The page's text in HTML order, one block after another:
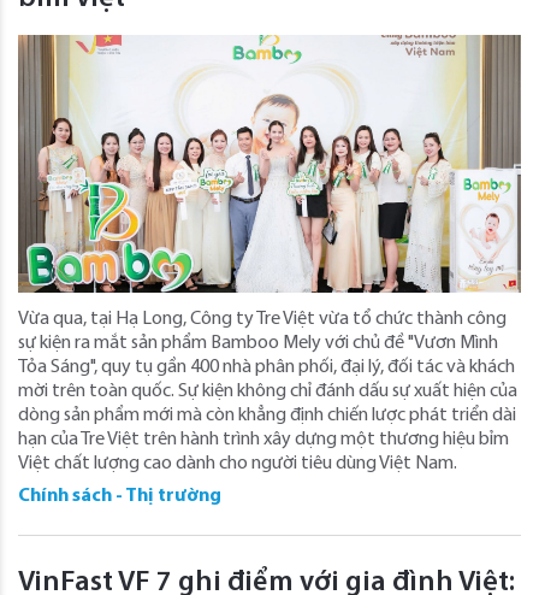
Vừa qua, tại Hạ Long, Công ty Tre Việt vừa tổ chức thành công
sự kiện ra mắt sản phẩm Bamboo Mely với chủ đề "Vươn Mình
Tỏa Sáng", quy tụ gần 400 nhà phân phối, đại lý, đối tác và khách
mời trên toàn quốc. Sự kiện không chỉ đánh dấu sự xuất hiện của
dòng sản phẩm mới mà còn khẳng định chiến lược phát triển dài
hạn của Tre Việt trên hành trình xây dựng một thương hiệu bỉm
Việt chất lượng cao dành cho người tiêu dùng Việt Nam.
Chính sách - Thị trường
VinFast VF 7 ghi điểm với gia đình Việt: